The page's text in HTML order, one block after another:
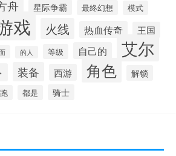
舟 星际争霸 最终幻想 模式
戏 火线 热血传奇 王国
的人 等级 自己的 艾尔
装备 西游 角色 解锁
都是 骑士